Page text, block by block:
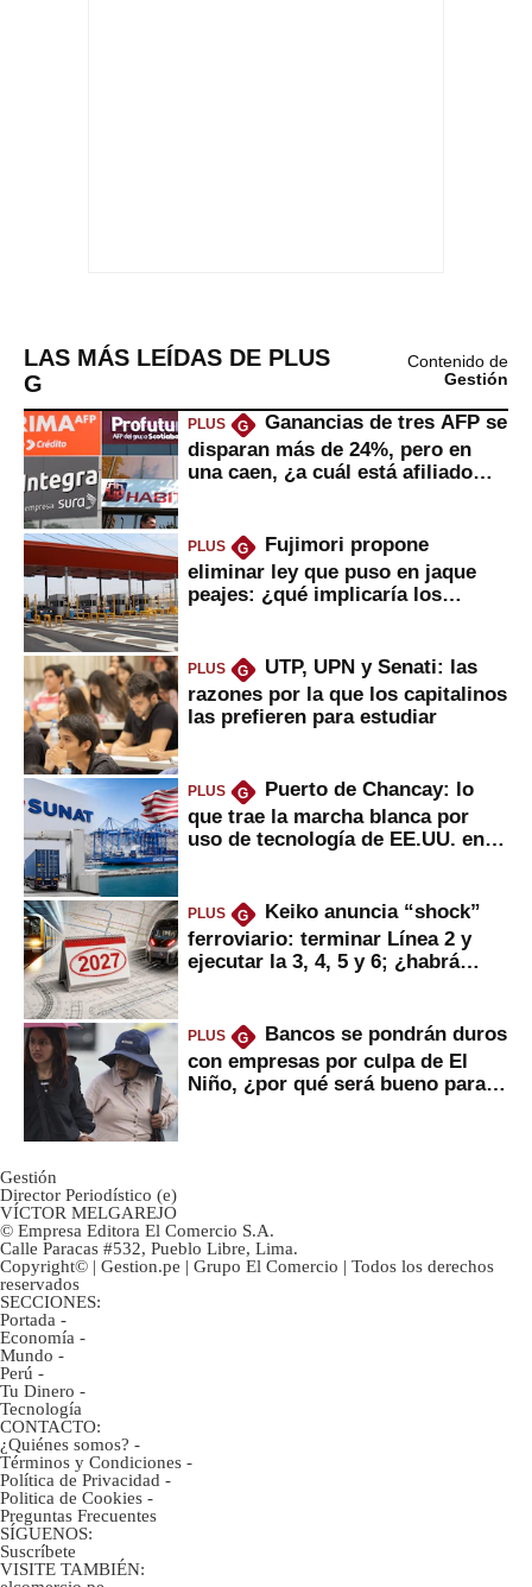
LAS MÁS LEÍDAS DE PLUS
G
Contenido de
Gestión
PLUS G
Ganancias de tres AFP se
disparan más de 24%, pero en
una caen, ¿a cuál está afiliado
PLUS G
Fujimori propone
eliminar ley que puso en jaque
peajes: ¿qué implicaría los
PLUS G
UTP, UPN y Senati: las
razones por la que los capitalinos
las prefieren para estudiar
PLUS G
Puerto de Chancay: lo
que trae la marcha blanca por
uso de tecnología de EE.UU. en
PLUS G
Keiko anuncia “shock”
ferroviario: terminar Línea 2 y
ejecutar la 3, 4, 5 y 6; ¿habrá
PLUS G
Bancos se pondrán duros
con empresas por culpa de El
Niño, ¿por qué será bueno para
Gestión
Director Periodístico (e)
VÍCTOR MELGAREJO
© Empresa Editora El Comercio S.A.
Calle Paracas #532, Pueblo Libre, Lima.
Copyright© | Gestion.pe | Grupo El Comercio | Todos los derechos
reservados
SECCIONES:
Portada -
Economía -
Mundo -
Perú -
Tu Dinero -
Tecnología
CONTACTO:
¿Quiénes somos? -
Términos y Condiciones -
Política de Privacidad -
Politica de Cookies -
Preguntas Frecuentes
SÍGUENOS:
Suscríbete
VISITE TAMBIÉN: